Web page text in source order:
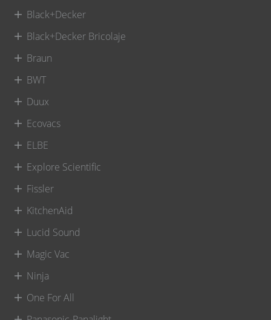
Black+Decker
Black+Decker Bricolaje
Braun
BWT
Duux
Ecovacs
ELBE
Explore Scientific
Fissler
KitchenAid
Lucid Sound
Magic Vac
Ninja
One For All